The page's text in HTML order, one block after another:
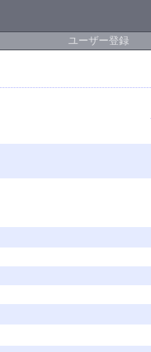
ユーザー登録